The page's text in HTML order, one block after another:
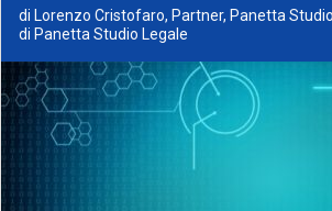
di Lorenzo Cristofaro, Partner, Panetta
di Panetta Studio Legale